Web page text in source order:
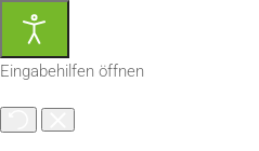
Eingabehilfen öffnen
Zum Hauptinhalt springen